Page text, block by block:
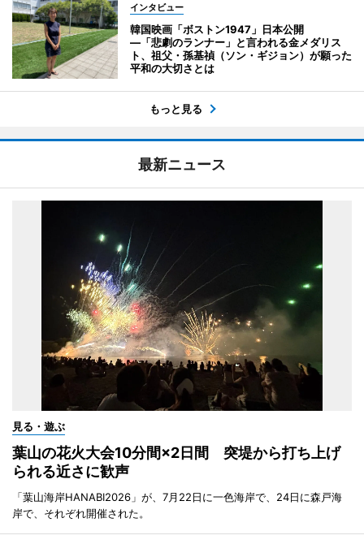
インタビュー
韓国映画「ボストン1947」日本公開
―「悲劇のランナー」と言われる金メダリス
ト、祖父・孫基禎（ソン・ギジョン）が願った
平和の大切さとは
もっと見る
最新ニュース
見る・遊ぶ
葉山の花火大会10分間×2日間 突堤から打ち上げ
られる近さに歓声
「葉山海岸HANABI2026」が、7月22日に一色海岸で、24日に森戸海
岸で、それぞれ開催された。